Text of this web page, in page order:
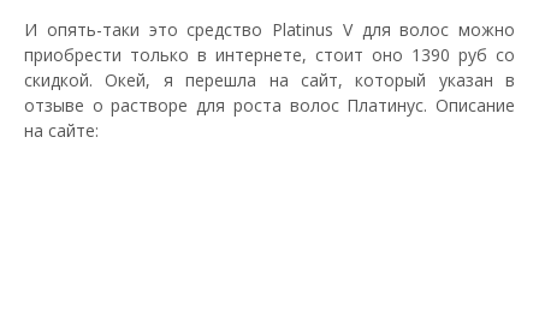
И опять-таки это средство Platinus V для волос можно
приобрести только в интернете, стоит оно 1390 руб со
скидкой. Окей, я перешла на сайт, который указан в
отзыве о растворе для роста волос Платинус. Описание
на сайте: